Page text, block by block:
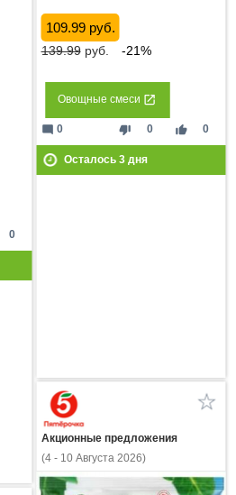
0
109.99 руб.
139.99руб. -21%
Овощные смеси
thumb_down 0 thumb_up 0
mode_comment 0
Осталось 3дня
Акционные предложения
(4 - 10 Августа 2026)